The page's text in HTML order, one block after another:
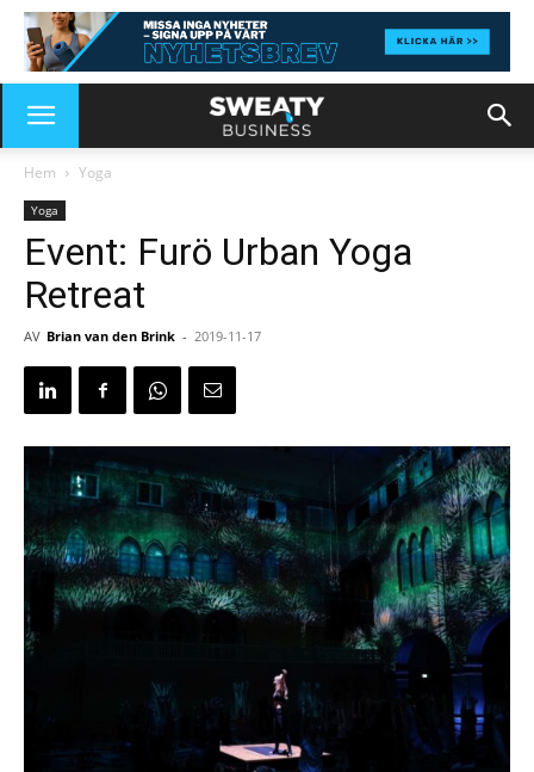
Hem Yoga
Yoga
Event: Furö Urban Yoga
Retreat
AV Brian van den Brink - 2019-11-17